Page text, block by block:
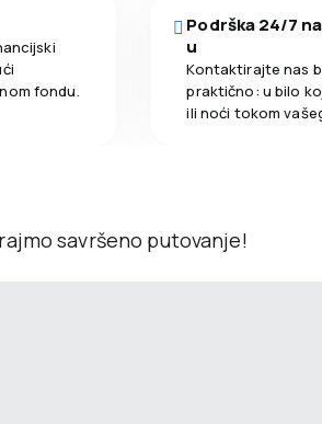
fondu.
Podrška 24/7
u
Kontaktirajte nas
praktično: u bilo
ili noći tokom
savršeno putovanje!